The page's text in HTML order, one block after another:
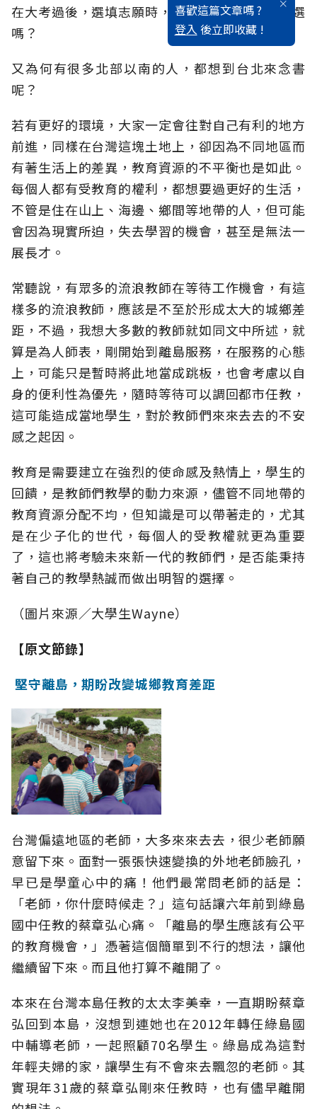
喜歡這篇文章嗎 ?
登入 後立即收藏 !
在大考過後，選填志願時，南部學校會是你的首選
嗎？
又為何有很多北部以南的人，都想到台北來念書
呢？
若有更好的環境，大家一定會往對自己有利的地方
前進，同樣在台灣這塊土地上，卻因為不同地區而
有著生活上的差異，教育資源的不平衡也是如此。
每個人都有受教育的權利，都想要過更好的生活，
不管是住在山上、海邊、鄉間等地帶的人，但可能
會因為現實所迫，失去學習的機會，甚至是無法一
展長才。
常聽說，有眾多的流浪教師在等待工作機會，有這
樣多的流浪教師，應該是不至於形成太大的城鄉差
距，不過，我想大多數的教師就如同文中所述，就
算是為人師表，剛開始到離島服務，在服務的心態
上，可能只是暫時將此地當成跳板，也會考慮以自
身的便利性為優先，隨時等待可以調回都市任教，
這可能造成當地學生，對於教師們來來去去的不安
感之起因。
教育是需要建立在強烈的使命感及熱情上，學生的
回饋，是教師們教學的動力來源，儘管不同地帶的
教育資源分配不均，但知識是可以帶著走的，尤其
是在少子化的世代，每個人的受教權就更為重要
了，這也將考驗未來新一代的教師們，是否能秉持
著自己的教學熱誠而做出明智的選擇。
（圖片來源／大學生Wayne）
【原文節錄】
堅守離島，期盼改變城鄉教育差距
台灣偏遠地區的老師，大多來來去去，很少老師願
意留下來。面對一張張快速變換的外地老師臉孔，
早已是學童心中的痛！他們最常問老師的話是：
「老師，你什麼時候走？」這句話讓六年前到綠島
國中任教的蔡章弘心痛。「離島的學生應該有公平
的教育機會，」憑著這個簡單到不行的想法，讓他
繼續留下來。而且他打算不離開了。
本來在台灣本島任教的太太李美幸，一直期盼蔡章
弘回到本島，沒想到連她也在2012年轉任綠島國
中輔導老師，一起照顧70名學生。綠島成為這對
年輕夫婦的家，讓學生有不會來去飄忽的老師。其
實現年31歲的蔡章弘剛來任教時，也有儘早離開